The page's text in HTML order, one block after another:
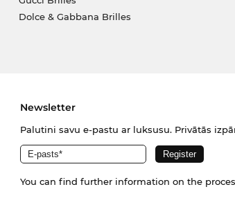
Dolce & Gabbana Brilles
Newsletter
Palutini savu e-pastu ar luksusu. Privātās
You can find further information on the